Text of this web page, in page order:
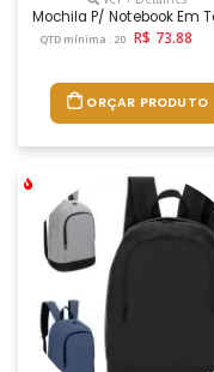
Mochila P/ Notebook Em
QTD mínima: 20 R$ 73.88
ORÇAR PRODUTO